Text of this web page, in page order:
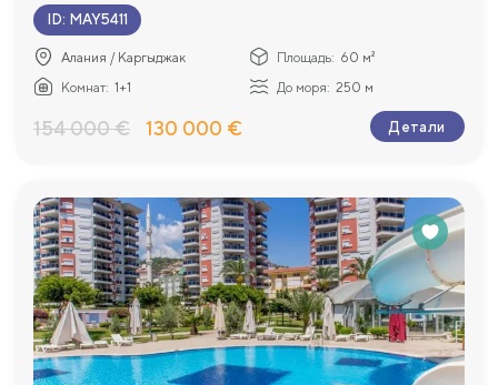
ID: MAY5411
Алания / Каргыджак Площадь: 60 м²
Комнат: 1+1 До моря: 250 м
154 000 € 130 000 € Детали